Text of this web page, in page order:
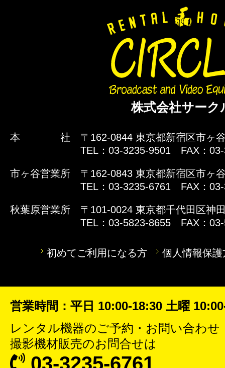
株式会社サーク
本 社
〒162-0844 東京都新宿区市ヶ
TEL：03-3235-9501 FAX：
市ヶ谷営業所
〒162-0843 東京都新宿区市ヶ
TEL：03-3235-6761 FAX：
秋葉原営業所
〒101-0024 東京都千代田区神
TEL：03-5823-8655 FAX：
初めてご利用になる方 個人情報保護
営業時間：平日 10:00-18:30 土曜
レンタル機器のご予約・お問い合わせ
撮影機材販売のお問合せは
03-3235-6761